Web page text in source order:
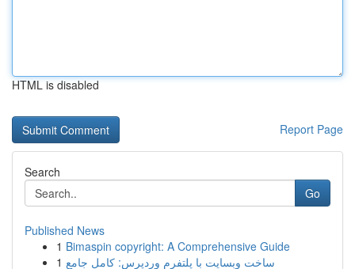
HTML is disabled
Report Page
Search
Go
Published News
1 Bimaspin copyright: A Comprehensive Guide
1 ساخت وبسایت با پلتفرم وردپرس: کامل جامع